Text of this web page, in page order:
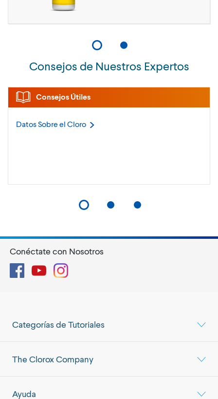
Consejos de Nuestros Expertos
Consejos Útiles
Datos Sobre el Cloro
Categorías de Tutoriales
The Clorox Company
Ayuda
Conéctate con Nosotros
FacebookYouTubeInstagram